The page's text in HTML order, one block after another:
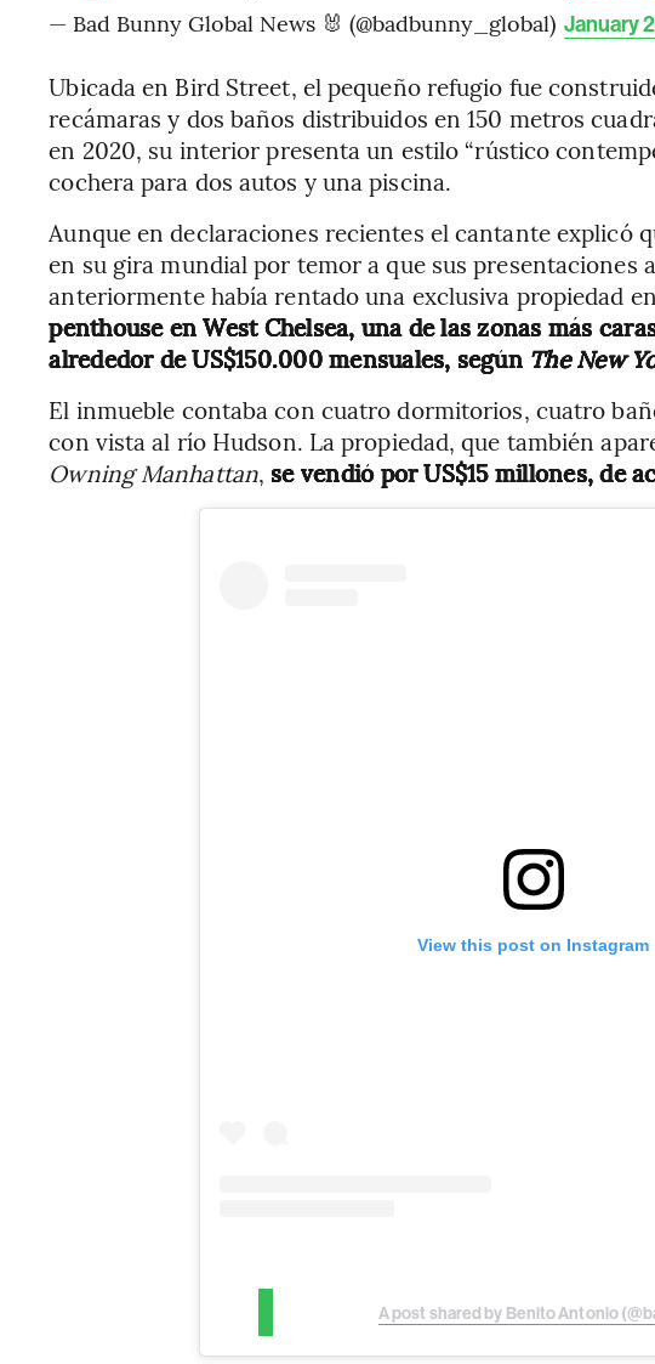
— Bad Bunny Global News 🐰 (@badbunny_global) January
Ubicada en Bird Street, el pequeño refugio fue
recámaras y dos baños distribuidos en 150 metros
en 2020, su interior presenta un estilo “rústico
cochera para dos autos y una piscina.
Aunque en declaraciones recientes el cantante explicó
en su gira mundial por temor a que sus presentaciones
anteriormente había rentado una exclusiva propiedad
penthouse en West Chelsea, una de las zonas más
alrededor de US$150.000 mensuales, según The New
El inmueble contaba con cuatro dormitorios, cuatro
con vista al río Hudson. La propiedad, que también
Owning Manhattan, se vendió por US$15 millones, de
View this post on Instagram
A post shared by Benito Antonio